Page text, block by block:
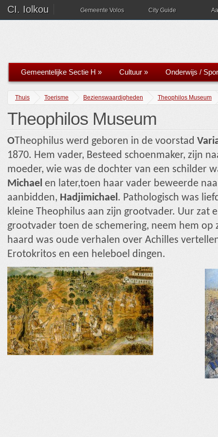
CI. Iolkou Gemeente Volos City Guide
Gemeentelijke Sectie H » Cultuur » Onderwijs /
Thuis Toerisme Bezienswaardigheden Theophilos Museum
Theophilos Museum
ΟTheophilus werd geboren in de voorstad
1870. Hem vader, Besteed schoenmaker, zijn
moeder, wie was de dochter van een schilder
Michael en later,toen haar vader beweerde
aanbidden, Hadjimichael. Pathologisch was
kleine Theophilus aan zijn grootvader. Uur zat
grootvader toen de schemering, neem hem op
haard was oude verhalen over Achilles
Erotokritos en een heleboel dingen.